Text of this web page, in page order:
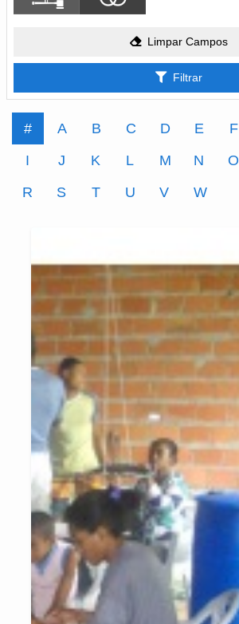
Limpar Campos
Filtrar
# A B C D E F
I
J K L M N O
R
S T U V W